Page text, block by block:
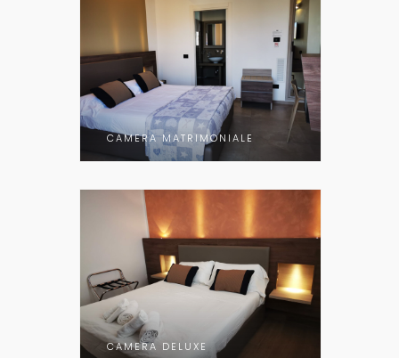
CAMERA MATRIMONIALE
CAMERA DELUXE